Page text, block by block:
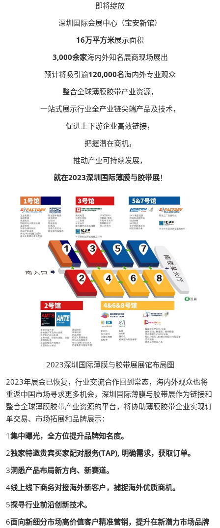
即将绽放
深圳国际会展中心（宝安新馆）
16万平方米展示面积
3,000余家海内外知名展商现场展出
预计将吸引逾120,000名海内外专业观众
整合全球薄膜胶带产业资源，
一站式展示行业全产业链尖端产品及技术，
促进上下游企业高效链接，
把握潜在商机，
推动产业可持续发展，
就在2023深圳国际薄膜与胶带展！
2023深圳国际薄膜与胶带展展馆布局图
2023年展会已恢复，行业交流合作回到常态，海内外观众也将
重返中国市场寻求更多机会，深圳国际薄膜与胶带展作为链接和
整合全球薄膜胶带产业资源的平台，将协助薄膜胶带企业实现订
单交易、市场拓展和品牌展示：
1集中曝光，全方位提升品牌知名度。
2独家特邀贵宾买家配对服务(TAP), 明确需求，获取订单。
3洞悉产品布局新方向、新赛道。
4线上线下商务对接海外新客户，捕捉海外优质商机。
5探寻行业前沿创新技术。
6面向新细分市场高价值客户精准营销，提升在新潜力市场品牌